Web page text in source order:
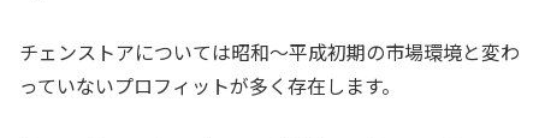
チェンストアについては昭和〜平成初期の市場環境と変わ
っていないプロフィットが多く存在します。